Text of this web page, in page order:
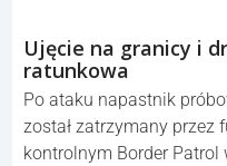
Ujęcie na granicy i
ratunkowa
Po ataku napastnik
został zatrzymany przez
kontrolnym Border Patrol